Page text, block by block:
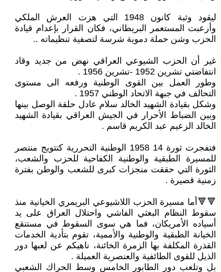
ليقود وثبة كانون 1948 التي هزت العرش الملكي
وأرعبت المستعمر البريطاني، فكان القرار بإعدام قيادة
الحزب وشن حملة دموية شرسة لتصفية تنظيماته ..
غير أن الحزب الشيوعي العراقي نهض من جديد وقاد
انتفاضتي تشرين 1952 -تشرين 1956 .
وطور العمل بين القوى الوطنية ورفعه الى مستوى
التحالف في جبهة الاتحاد الوطني 1957 .
وشكل بقيادة الشهيد الخالد سلام عادل حلقة الوصل بينها
وبين الضباط الأحرار في الجيش العراقي بقيادة الشهيد
الخالد الزعيم عبد الكريم قاسم .
فتفجرت ثورة 14 1958 الوطنية التحررية كتتويج منتصر
للمسيرة الطبقية والوطنية الكفاحية للحزب والشعب،
الثورة التي حققت منجزات كبرى للشعب والوطن بفترة
زمنية قصيرة .
🔻🔻أما مسيرة الحزب اللاشيوعي البريمري الخيانية منذ
سقوط النظام البعثي الفاشي واحتلال العراق على يد
أسياده الأمريكان، فما هي سوى السقوط في مستنقع
الخيانة الطبقية والوطنية والأممية، تقوم بتأدية الخدمات
القذرة المكلفة بها الزمرة الخائنة، ناهيكم عن لعبها دور
الذيل للقوى الطائفية والعنصرية العميلة .
بل وتلعب دور الطابور الخامس وسط الحراك الشعبي